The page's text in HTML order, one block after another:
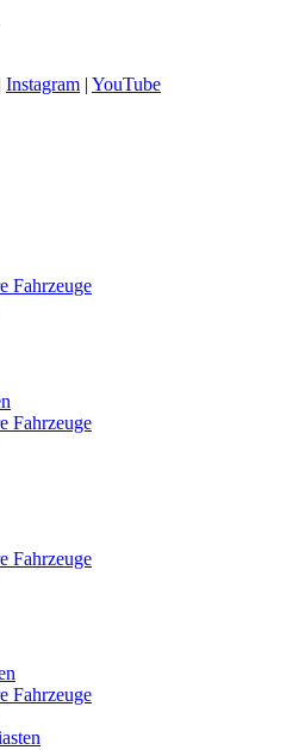
Instagram | YouTube
Fahrzeuge
Fahrzeuge
Fahrzeuge
Fahrzeuge